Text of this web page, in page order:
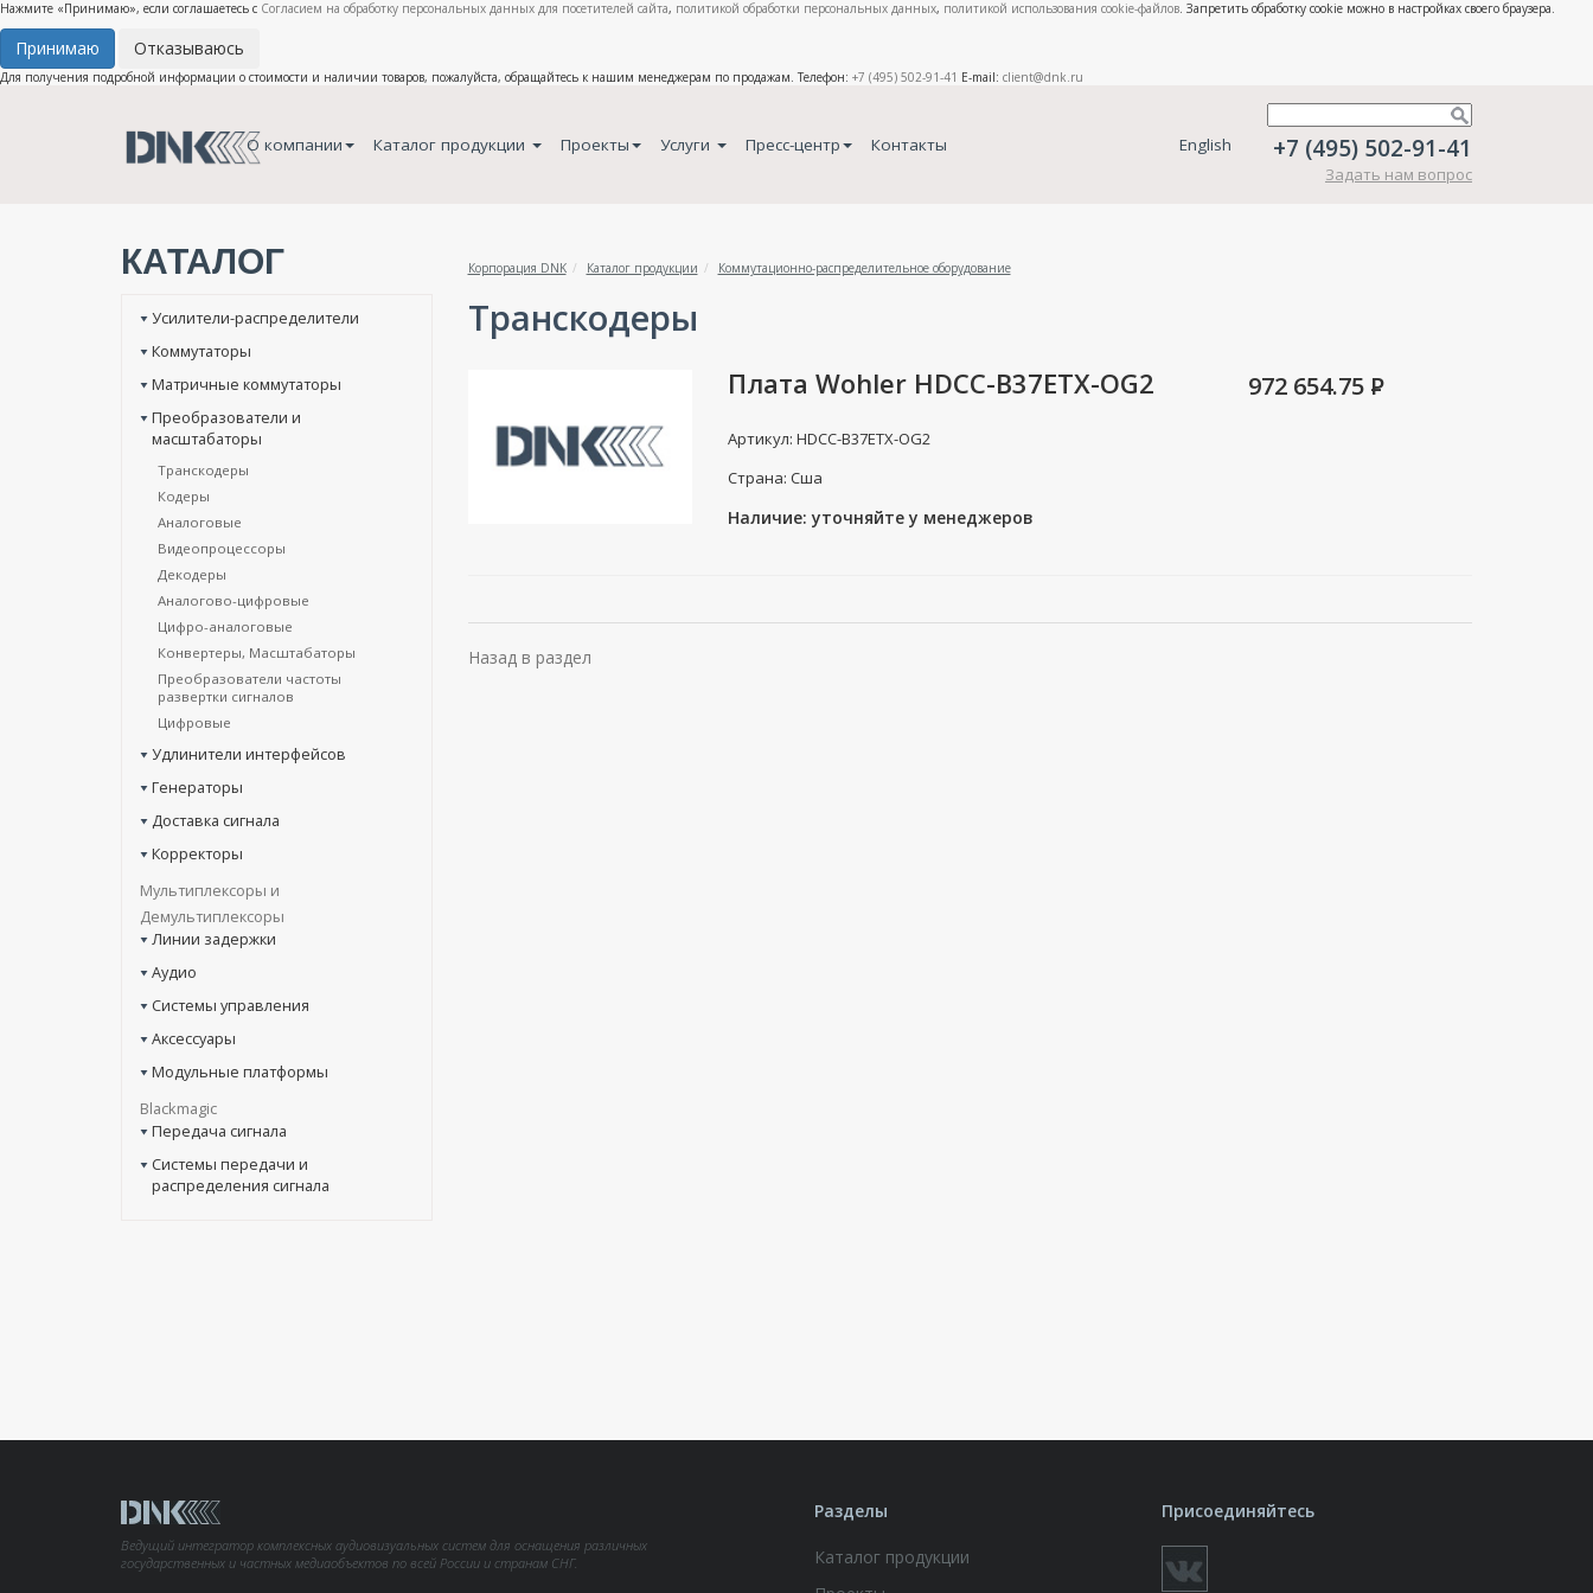
Нажмите «Принимаю», если соглашаетесь с Согласием на обработку персональных данных для посетителей сайта, политикой обработки персональных данных, политикой использования cookie-файлов. Запретить обработку cookie можно в настройках своего браузера.
Принимаю Отказываюсь
Для получения подробной информации о стоимости и наличии товаров, пожалуйста, обращайтесь к нашим менеджерам по продажам. Телефон: +7 (495) 502-91-41 E-mail: client@dnk.ru
О компании Каталог продукции Проекты Услуги Пресс-центр Контакты English +7 (495) 502-91-41
Задать нам вопрос
КАТАЛОГ Корпорация DNK Каталог продукции Коммутационно-распределительное оборудование
Усилители-распределители
Коммутаторы
Матричные коммутаторы
Преобразователи и
масштабаторы
Транскодеры
Кодеры
Аналоговые
Видеопроцессоры
Декодеры
Аналогово-цифровые
Цифро-аналоговые
Конвертеры, Масштабаторы
Преобразователи частоты
развертки сигналов
Цифровые
Удлинители интерфейсов
Генераторы
Доставка сигнала
Корректоры
Мультиплексоры и
Демультиплексоры
Линии задержки
Аудио
Системы управления
Аксессуары
Модульные платформы
Blackmagic
Передача сигнала
Системы передачи и
распределения сигнала
Транскодеры
Плата Wohler HDCC-B37ETX-OG2
Артикул: HDCC-B37ETX-OG2
Страна: Сша
Наличие: уточняйте у менеджеров
972 654.75 P
Назад в раздел
Ведущий интегратор комплексных аудиовизуальных систем для оснащения различных
государственных и частных медиаобъектов по всей России и странам СНГ.
Разделы
Каталог продукции
Присоединяйтесь